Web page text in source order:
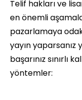
Telif hakları ve
en önemli
pazarlamaya
yayın yaparsanız
başarınız sınırlı
yöntemler: